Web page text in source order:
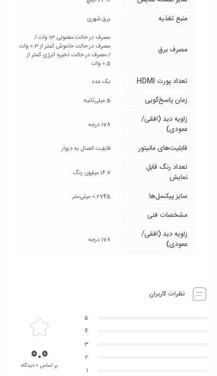
منبع تغذیه برق شهری
مصرف برق
مصرف در حالت معمولی 13 وات /
مصرف در حالت خاموش کمتر از 0.3 وات
/ مصرف در حالت ذخیره انرژی کمتر از
0.5 وات
تعداد پورت HDMI یک عدد
زمان پاسخ‌گویی 5 میلی‌ثانیه
زاویه دید (افقی/
عمودی)
178 درجه
قابلیت‌های مانیتور قابلیت اتصال به دیوار
تعداد رنگ قابل
نمایش
16.7 میلیون رنگ
سایز پیکسل‌ها 0.2745 میلی‌متر
مشخصات فنی
زاویه دید (افقی/
عمودی)
178 درجه
نظرات کاربران
5
4
3
2
1
0.0
بر اساس 0 دیدگاه